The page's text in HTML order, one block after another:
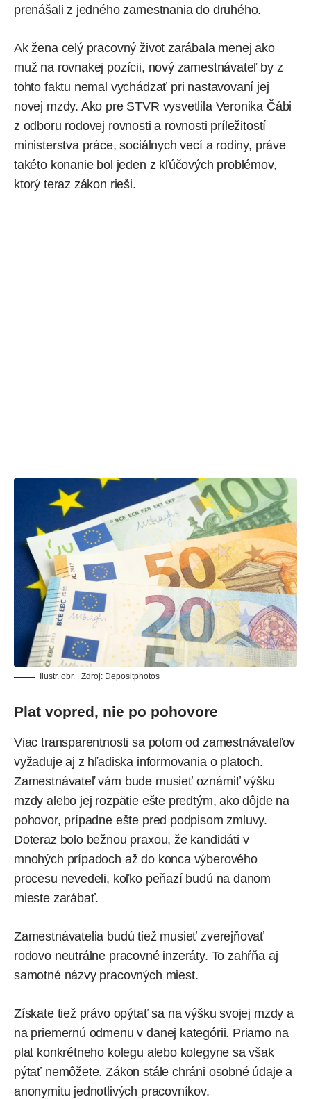
prenášali z jedného zamestnania do druhého.
Ak žena celý pracovný život zarábala menej ako
muž na rovnakej pozícii, nový zamestnávateľ by z
tohto faktu nemal vychádzať pri nastavovaní jej
novej mzdy. Ako pre STVR vysvetlila Veronika Čábi
z odboru rodovej rovnosti a rovnosti príležitostí
ministerstva práce, sociálnych vecí a rodiny, práve
takéto konanie bol jeden z kľúčových problémov,
ktorý teraz zákon rieši.
Ilustr. obr. | Zdroj: Depositphotos
Plat vopred, nie po pohovore
Viac transparentnosti sa potom od zamestnávateľov
vyžaduje aj z hľadiska informovania o platoch.
Zamestnávateľ vám bude musieť oznámiť výšku
mzdy alebo jej rozpätie ešte predtým, ako dôjde na
pohovor, prípadne ešte pred podpisom zmluvy.
Doteraz bolo bežnou praxou, že kandidáti v
mnohých prípadoch až do konca výberového
procesu nevedeli, koľko peňazí budú na danom
mieste zarábať.
Zamestnávatelia budú tiež musieť zverejňovať
rodovo neutrálne pracovné inzeráty. To zahŕňa aj
samotné názvy pracovných miest.
Získate tiež právo opýtať sa na výšku svojej mzdy a
na priemernú odmenu v danej kategórii. Priamo na
plat konkrétneho kolegu alebo kolegyne sa však
pýtať nemôžete. Zákon stále chráni osobné údaje a
anonymitu jednotlivých pracovníkov.